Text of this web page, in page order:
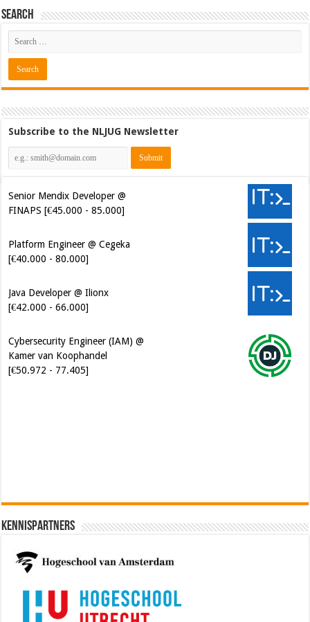
Search
Subscribe to the NLJUG Newsletter
Senior Mendix Developer @
FINAPS [€45.000 - 85.000]
Platform Engineer @ Cegeka
[€40.000 - 80.000]
Java Developer @ Ilionx
[€42.000 - 66.000]
Cybersecurity Engineer (IAM) @
Kamer van Koophandel
[€50.972 - 77.405]
Kennispartners